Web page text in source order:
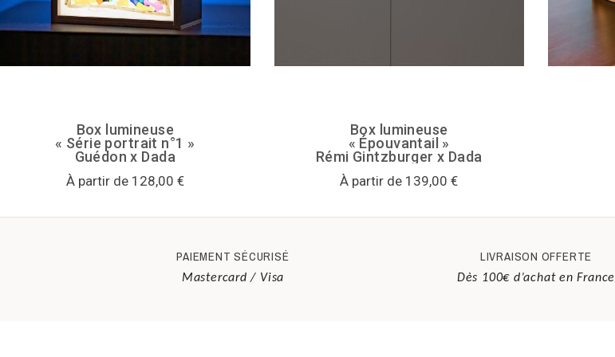
Box lumineuse
« Série portrait n°1 »
Guédon x Dada
À partir de 128,00 €
Box lumineuse
« Épouvantail »
Rémi Gintzburger x Dada
À partir de 139,00 €
PAIEMENT SÉCURISÉ
Mastercard / Visa
LIVRAISON OFFERTE
Dès 100€ d’achat en France